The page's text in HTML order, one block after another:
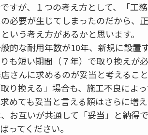
すが、１つの考え方として、「工
必要が生じてしまったのだから、
いう考え方があるかと思います。
的な耐用年数が10年、新規に設置
も短い期間（７年）で取り換えが
さんに求めるのが妥当と考えるこ
取り換える」場合も、施工不良に
めても妥当と言える額はさらに増
お互いが共通して「妥当」と納得
ってください。